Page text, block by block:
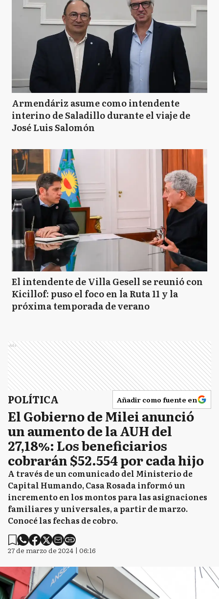
Armendáriz asume como intendente
interino de Saladillo durante el viaje de
José Luis Salomón
El intendente de Villa Gesell se reunió con
Kicillof: puso el foco en la Ruta 11 y la
próxima temporada de verano
Ads
POLÍTICA Añadir como fuente en
El Gobierno de Milei anunció
un aumento de la AUH del
27,18%: Los beneficiarios
cobrarán $52.554 por cada hijo
A través de un comunicado del Ministerio de
Capital Humando, Casa Rosada informó un
incremento en los montos para las asignaciones
familiares y universales, a partir de marzo.
Conocé las fechas de cobro.
27 de marzo de 2024 | 06:16